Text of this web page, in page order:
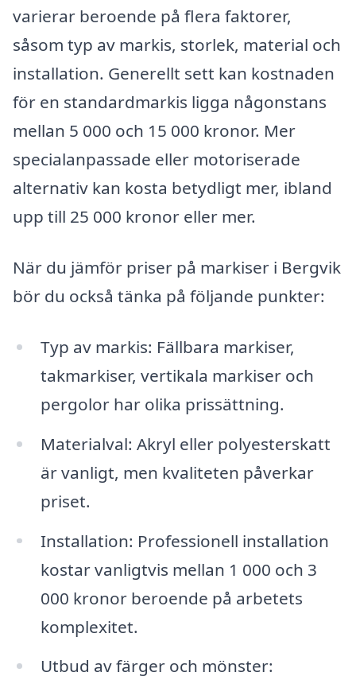
varierar beroende på flera faktorer,
såsom typ av markis, storlek, material och
installation. Generellt sett kan kostnaden
för en standardmarkis ligga någonstans
mellan 5 000 och 15 000 kronor. Mer
specialanpassade eller motoriserade
alternativ kan kosta betydligt mer, ibland
upp till 25 000 kronor eller mer.
När du jämför priser på markiser i Bergvik
bör du också tänka på följande punkter:
Typ av markis: Fällbara markiser,
takmarkiser, vertikala markiser och
pergolor har olika prissättning.
Materialval: Akryl eller polyesterskatt
är vanligt, men kvaliteten påverkar
priset.
Installation: Professionell installation
kostar vanligtvis mellan 1 000 och 3
000 kronor beroende på arbetets
komplexitet.
Utbud av färger och mönster: